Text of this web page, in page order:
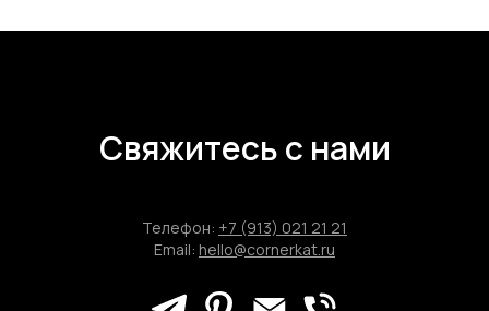
Свяжитесь с нами
Телефон: +7 (913) 021 21 21
Email: hello@cornerkat.ru